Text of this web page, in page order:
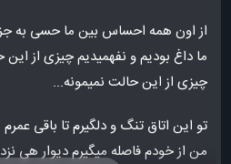
از اون همه احساس بین ما حسی به جز
ما داغ بودیم و نفهمیدیم چیزی از این
چیزی از این حالت نمیمونه...
تو این اتاق تنگ و دلگیرم تا باقی
من از خودم فاصله میگیرم دیوار هی